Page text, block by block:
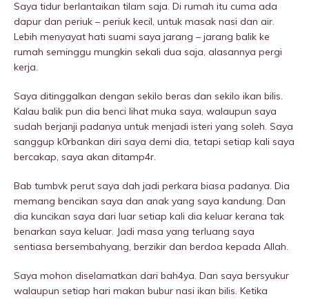
Saya tidur berlantaikan tilam saja. Di rumah itu cuma ada
dapur dan periuk – periuk kecil, untuk masak nasi dan air.
Lebih menyayat hati suami saya jarang – jarang balik ke
rumah seminggu mungkin sekali dua saja, alasannya pergi
kerja.
Saya ditinggalkan dengan sekilo beras dan sekilo ikan bilis.
Kalau balik pun dia benci lihat muka saya, walaupun saya
sudah berjanji padanya untuk menjadi isteri yang soleh. Saya
sanggup k0rbankan diri saya demi dia, tetapi setiap kali saya
bercakap, saya akan ditamp4r.
Bab tumbvk perut saya dah jadi perkara biasa padanya. Dia
memang bencikan saya dan anak yang saya kandung. Dan
dia kuncikan saya dari luar setiap kali dia keluar kerana tak
benarkan saya keluar. Jadi masa yang terluang saya
sentiasa bersembahyang, berzikir dan berdoa kepada Allah.
Saya mohon diseIamatkan dari bah4ya. Dan saya bersyukur
walaupun setiap hari makan bubur nasi ikan bilis. Ketika